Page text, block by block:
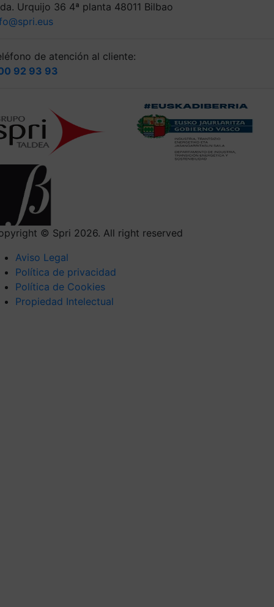
Urquijo 36 4ª planta 48011 Bilbao
de atención al cliente:
92 93 93
© Spri 2026. All right reserved
Aviso Legal
Política de privacidad
Política de Cookies
Propiedad Intelectual